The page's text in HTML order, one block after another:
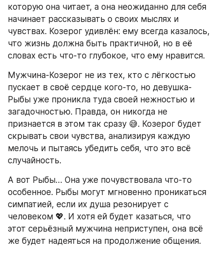
которую она читает, а она неожиданно для себя
начинает рассказывать о своих мыслях и
чувствах. Козерог удивлён: ему всегда казалось,
что жизнь должна быть практичной, но в её
словах есть что-то глубокое, что ему нравится.
Мужчина-Козерог не из тех, кто с лёгкостью
пускает в своё сердце кого-то, но девушка-
Рыбы уже проникла туда своей нежностью и
загадочностью. Правда, он никогда не
признается в этом так сразу 😅. Козерог будет
скрывать свои чувства, анализируя каждую
мелочь и пытаясь убедить себя, что это всё
случайность.
А вот Рыбы… Она уже почувствовала что-то
особенное. Рыбы могут мгновенно проникаться
симпатией, если их душа резонирует с
человеком 💖. И хотя ей будет казаться, что
этот серьёзный мужчина неприступен, она всё
же будет надеяться на продолжение общения.